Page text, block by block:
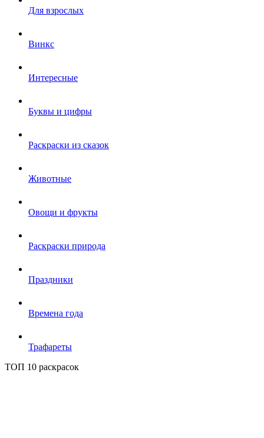
Для взрослых
Винкс
Интересные
Буквы и цифры
Раскраски из сказок
Животные
Овощи и фрукты
Раскраски природа
Праздники
Времена года
Трафареты
ТОП 10 раскрасок